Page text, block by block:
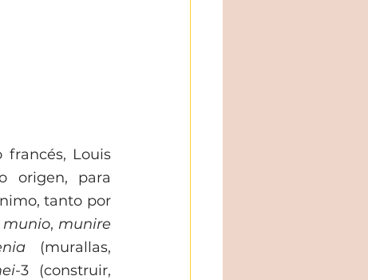
Louis
origen, para
tanto por
munio, munire
(murallas,
-3 (construir,